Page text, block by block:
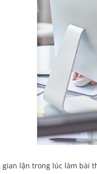
lận trong lúc làm bài